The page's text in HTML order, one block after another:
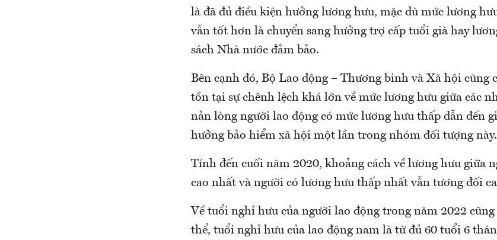
là đã đủ điều kiện hưởng lương hưu, mặc dù mức lương
vẫn tốt hơn là chuyển sang hưởng trợ cấp tuổi già hay
sách Nhà nước đảm bảo.
Bên cạnh đó, Bộ Lao động – Thương binh và Xã hội cũng
tồn tại sự chênh lệch khá lớn về mức lương hưu giữa các
nản lòng người lao động có mức lương hưu thấp dẫn đến
hưởng bảo hiểm xã hội một lần trong nhóm đối tượng này.
Tính đến cuối năm 2020, khoảng cách về lương hưu giữa
cao nhất và người có lương hưu thấp nhất vẫn tương đối
Về tuổi nghỉ hưu của người lao động trong năm 2022 cũng
thể, tuổi nghỉ hưu của lao động nam là từ đủ 60 tuổi 6